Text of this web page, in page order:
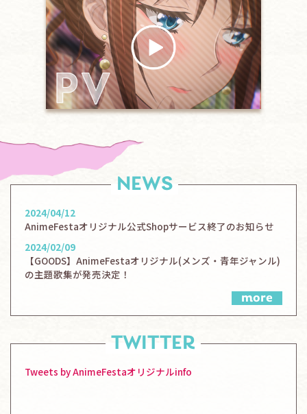
NEWS
2024/04/12
AnimeFestaオリジナル公式Shopサービス終了のお知らせ
2024/02/09
【GOODS】AnimeFestaオリジナル(メンズ・青年ジャンル)
の主題歌集が発売決定！
more
TWITTER
Tweets by AnimeFestaオリジナルinfo